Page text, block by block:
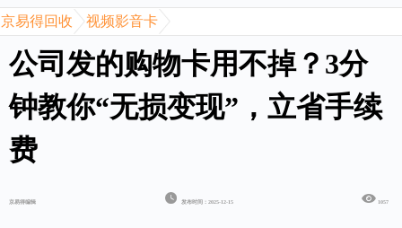
京易得回收 视频影音卡
公司发的购物卡用不掉？3分
钟教你“无损变现”，立省手续
费
京易得编辑 发布时间：2025-12-15 1057